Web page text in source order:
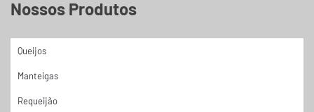
Nossos Produtos
Queijos
Manteigas
Requeijão